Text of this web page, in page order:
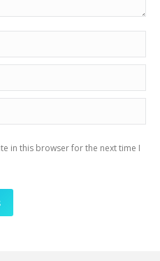
in this browser for the next time I